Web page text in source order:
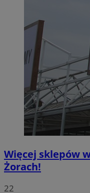
Więcej sklepów
Żorach!
22